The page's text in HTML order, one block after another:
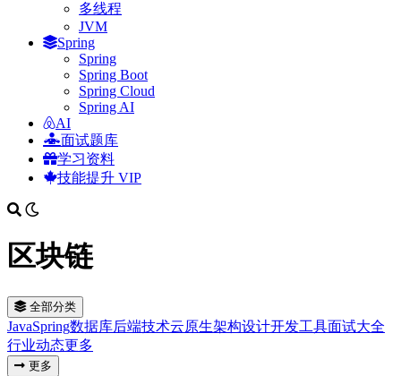
多线程
JVM
Spring
Spring
Spring Boot
Spring Cloud
Spring AI
AI
面试题库
学习资料
技能提升 VIP
区块链
全部分类
JavaSpring数据库后端技术云原生架构设计开发工具面试大全
行业动态更多
更多